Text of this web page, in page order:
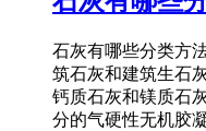
石灰有哪些分类方
筑石灰和建筑生石
钙质石灰和镁质石
分的气硬性无机胶